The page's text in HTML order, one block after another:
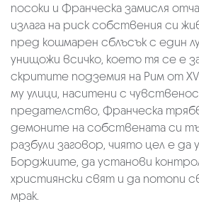
посоки и Франческа замисля
излага на риск собствения си
пред кошмарен сблъсък с един
унищожи всичко, което тя се е
скритите подземия на Рим от
му улици, наситени с
предателство, Франческа
демоните на собствената си
разбули заговор, чиято цел е да
Борджиите, да установи
християнски свят и да потопи
мрак.